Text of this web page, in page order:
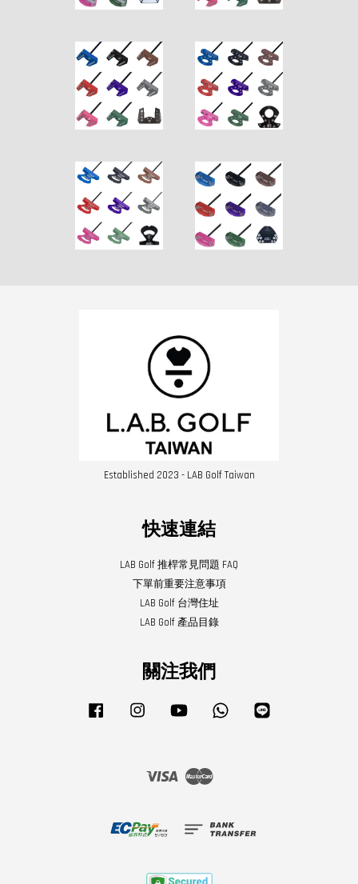
Established 2023 - LAB Golf Taiwan
快速連結
LAB Golf 推桿常見問題 FAQ
下單前重要注意事項
LAB Golf 台灣住址
LAB Golf 產品目錄
關注我們
Facebook Instagram YouTube Whatsapp
Visa Master